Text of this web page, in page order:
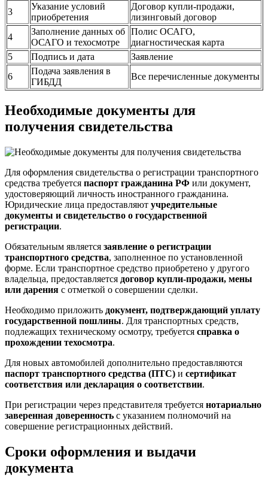
3
Указание условий
приобретения
Договор купли-продажи,
лизинговый договор
4
Заполнение данных об
ОСАГО и техосмотре
Полис ОСАГО,
диагностическая карта
5
Подпись и дата
Заявление
6
Подача заявления в
ГИБДД
Все перечисленные документы
Необходимые документы для
получения свидетельства
Для оформления свидетельства о регистрации транспортного
средства требуется паспорт гражданина РФ или документ,
удостоверяющий личность иностранного гражданина.
Юридические лица предоставляют учредительные
документы и свидетельство о государственной
регистрации.
Обязательным является заявление о регистрации
транспортного средства, заполненное по установленной
форме. Если транспортное средство приобретено у другого
владельца, предоставляется договор купли-продажи, мены
или дарения с отметкой о совершении сделки.
Необходимо приложить документ, подтверждающий уплату
государственной пошлины. Для транспортных средств,
подлежащих техническому осмотру, требуется справка о
прохождении техосмотра.
Для новых автомобилей дополнительно предоставляются
паспорт транспортного средства (ПТС) и сертификат
соответствия или декларация о соответствии.
При регистрации через представителя требуется нотариально
заверенная доверенность с указанием полномочий на
совершение регистрационных действий.
Сроки оформления и выдачи
документа